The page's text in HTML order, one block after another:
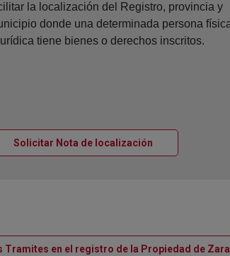
la localización del Registro, provincia y
donde una determinada persona
tiene bienes o derechos inscritos.
Solicitar Nota de localizaciónVentana nueva
Tramites en el registro de la Propiedad de